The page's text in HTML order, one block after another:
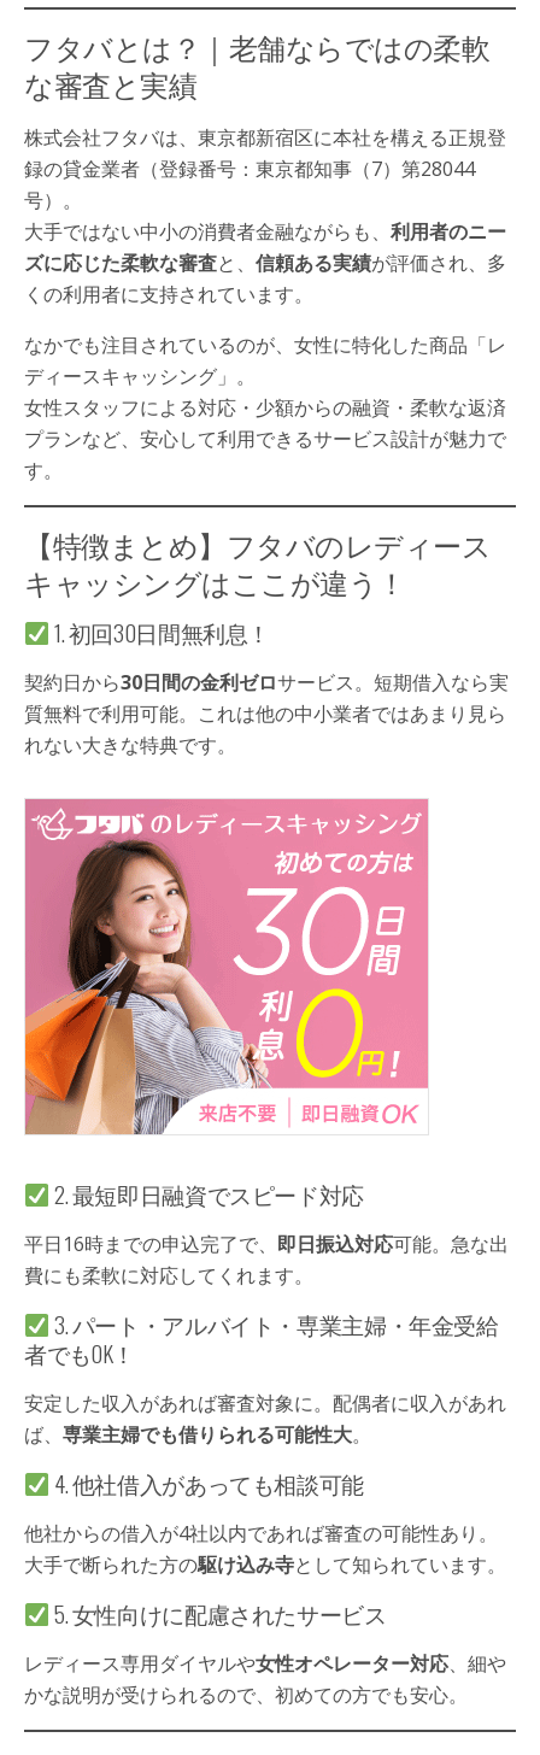
フタバとは？｜老舗ならではの柔軟
な審査と実績
株式会社フタバは、東京都新宿区に本社を構える正規登
録の貸金業者（登録番号：東京都知事（7）第28044
号）。
大手ではない中小の消費者金融ながらも、 利用者のニー
ズに応じた柔軟な審査と、 信頼ある実績が評価され、多
くの利用者に支持されています。
なかでも注目されているのが、女性に特化した商品「レ
ディースキャッシング」。
女性スタッフによる対応・少額からの融資・柔軟な返済
プランなど、安心して利用できるサービス設計が魅力で
す。
【特徴まとめ】フタバのレディース
キャッシングはここが違う！
1. 初回30日間無利息！
契約日から30日間の金利ゼロサービス。短期借入なら実
質無料で利用可能。これは他の中小業者ではあまり見ら
れない大きな特典です。
2. 最短即日融資でスピード対応
平日16時までの申込完了で、 即日振込対応可能。急な出
費にも柔軟に対応してくれます。
3. パート・アルバイト・専業主婦・年金受給
者でもOK！
安定した収入があれば審査対象に。配偶者に収入があれ
ば、 専業主婦でも借りられる可能性大。
4. 他社借入があっても相談可能
他社からの借入が4社以内であれば審査の可能性あり。
大手で断られた方の駆け込み寺として知られています。
5. 女性向けに配慮されたサービス
レディース専用ダイヤルや女性オペレーター対応、細や
かな説明が受けられるので、初めての方でも安心。